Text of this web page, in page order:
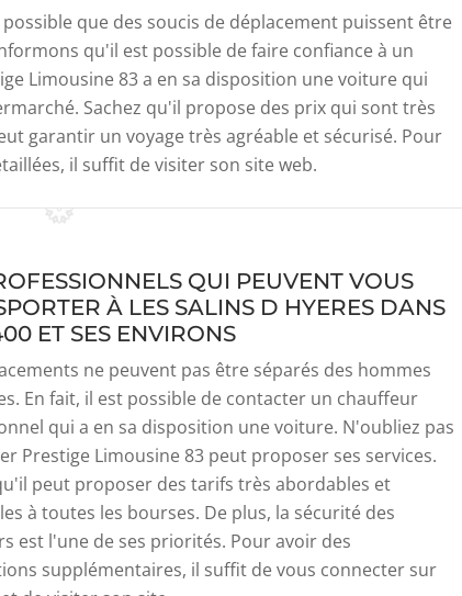
que des soucis de déplacement puissent être
qu'il est possible de faire confiance à un
Limousine 83 a en sa disposition une voiture qui
Sachez qu'il propose des prix qui sont très
garantir un voyage très agréable et sécurisé. Pour
il suffit de visiter son site web.
QUI PEUVENT VOUS
À LES SALINS D HYERES DANS
ET SES ENVIRONS
ne peuvent pas être séparés des hommes
En fait, il est possible de contacter un chauffeur
qui a en sa disposition une voiture. N'oubliez pas
Prestige Limousine 83 peut proposer ses services.
peut proposer des tarifs très abordables et
à toutes les bourses. De plus, la sécurité des
est l'une de ses priorités. Pour avoir des
supplémentaires, il suffit de vous connecter sur